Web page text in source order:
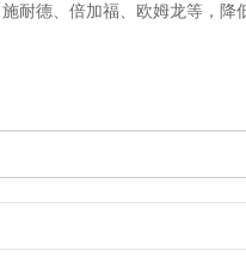
耐德、倍加福、欧姆龙等，降